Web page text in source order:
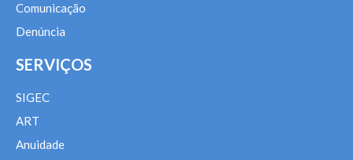
Comunicação
Denúncia
SERVIÇOS
SIGEC
ART
Anuidade